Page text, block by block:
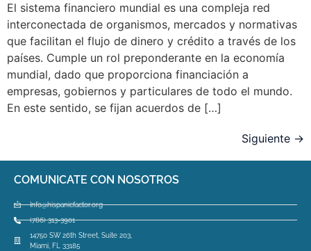
El sistema financiero mundial es una compleja red
interconectada de organismos, mercados y normativas
que facilitan el flujo de dinero y crédito a través de los
países. Cumple un rol preponderante en la economía
mundial, dado que proporciona financiación a
empresas, gobiernos y particulares de todo el mundo.
En este sentido, se fijan acuerdos de […]
Siguiente →
COMUNICATE CON NOSOTROS
Info@hispanicfactor.org
(786) 313-3901
14750 SW 26th Street, Suite 203,
Miami, FL 33185